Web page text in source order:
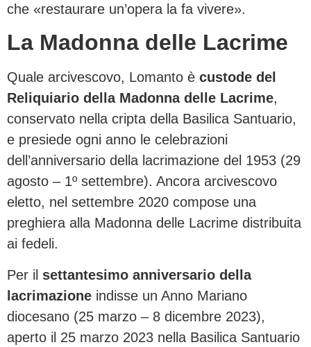
che «restaurare un’opera la fa vivere».
La Madonna delle Lacrime
Quale arcivescovo, Lomanto è custode del
Reliquiario della Madonna delle Lacrime,
conservato nella cripta della Basilica Santuario,
e presiede ogni anno le celebrazioni
dell’anniversario della lacrimazione del 1953 (29
agosto – 1º settembre). Ancora arcivescovo
eletto, nel settembre 2020 compose una
preghiera alla Madonna delle Lacrime distribuita
ai fedeli.
Per il settantesimo anniversario della
lacrimazione indisse un Anno Mariano
diocesano (25 marzo – 8 dicembre 2023),
aperto il 25 marzo 2023 nella Basilica Santuario